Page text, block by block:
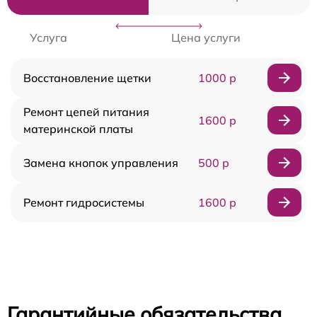
Услуга Цена услуги
Восстановление щетки 1000 р
Ремонт цепей питания
материнской платы
1600 р
Замена кнопок управления 500 р
Ремонт гидросистемы 1600 р